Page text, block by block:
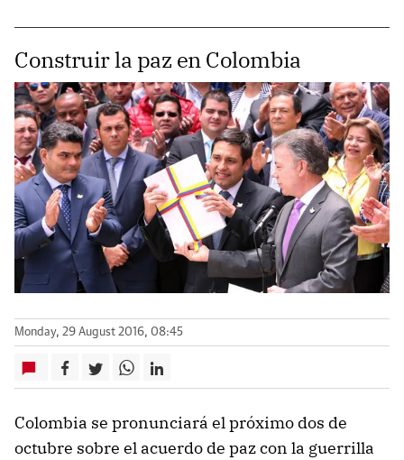
Construir la paz en Colombia
Monday, 29 August 2016, 08:45
Colombia se pronunciará el próximo dos de
octubre sobre el acuerdo de paz con la guerrilla